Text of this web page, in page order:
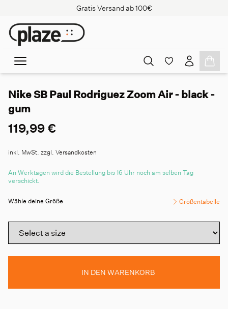
Gratis Versand ab 100€
Nike SB Paul Rodriguez Zoom Air - black -
gum
119,99 €
inkl. MwSt. zzgl. Versandkosten
An Werktagen wird die Bestellung bis 16 Uhr noch am selben Tag
verschickt.
Wähle deine Größe Größentabelle
IN DEN WARENKORB